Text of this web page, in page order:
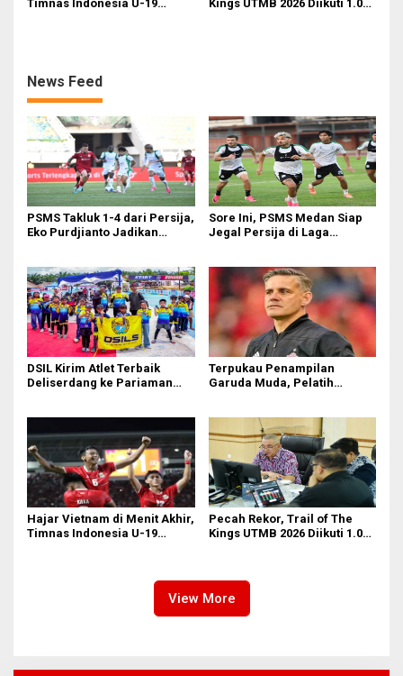
Timnas Indonesia U-19
Kings UTMB 2026 Diikuti 1.015
News Feed
PSMS Takluk 1-4 dari Persija,
Eko Purdjianto Jadikan
Sore Ini, PSMS Medan Siap
Jegal Persija di Laga
DSIL Kirim Atlet Terbaik
Deliserdang ke Pariaman
Terpukau Penampilan
Garuda Muda, Pelatih
Aksi Timnas U-19
Hajar Vietnam di Menit Akhir,
Timnas Indonesia U-19
Pecah Rekor, Trail of The
Kings UTMB 2026 Diikuti 1.015
View More